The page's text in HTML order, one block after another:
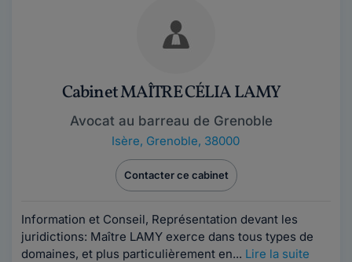
Cabinet MAÎTRE CÉLIA LAMY
Avocat au barreau de Grenoble
Isère, Grenoble, 38000
Contacter ce cabinet
Information et Conseil, Représentation devant les
juridictions: Maître LAMY exerce dans tous types de
domaines, et plus particulièrement en... Lire la suite